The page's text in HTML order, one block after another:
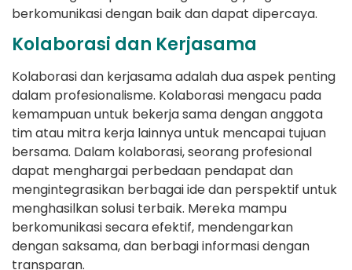
berkomunikasi dengan baik dan dapat dipercaya.
Kolaborasi dan Kerjasama
Kolaborasi dan kerjasama adalah dua aspek penting
dalam profesionalisme. Kolaborasi mengacu pada
kemampuan untuk bekerja sama dengan anggota
tim atau mitra kerja lainnya untuk mencapai tujuan
bersama. Dalam kolaborasi, seorang profesional
dapat menghargai perbedaan pendapat dan
mengintegrasikan berbagai ide dan perspektif untuk
menghasilkan solusi terbaik. Mereka mampu
berkomunikasi secara efektif, mendengarkan
dengan saksama, dan berbagi informasi dengan
transparan.